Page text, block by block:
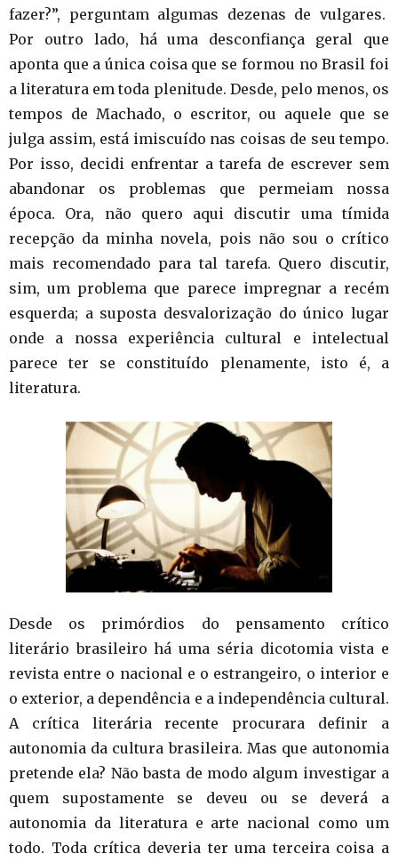
fazer?”, perguntam algumas dezenas de vulgares.
Por outro lado, há uma desconfiança geral que
aponta que a única coisa que se formou no Brasil foi
a literatura em toda plenitude. Desde, pelo menos, os
tempos de Machado, o escritor, ou aquele que se
julga assim, está imiscuído nas coisas de seu tempo.
Por isso, decidi enfrentar a tarefa de escrever sem
abandonar os problemas que permeiam nossa
época. Ora, não quero aqui discutir uma tímida
recepção da minha novela, pois não sou o crítico
mais recomendado para tal tarefa. Quero discutir,
sim, um problema que parece impregnar a recém
esquerda; a suposta desvalorização do único lugar
onde a nossa experiência cultural e intelectual
parece ter se constituído plenamente, isto é, a
literatura.
Desde os primórdios do pensamento crítico
literário brasileiro há uma séria dicotomia vista e
revista entre o nacional e o estrangeiro, o interior e
o exterior, a dependência e a independência cultural.
A crítica literária recente procurara definir a
autonomia da cultura brasileira. Mas que autonomia
pretende ela? Não basta de modo algum investigar a
quem supostamente se deveu ou se deverá a
autonomia da literatura e arte nacional como um
todo. Toda crítica deveria ter uma terceira coisa a